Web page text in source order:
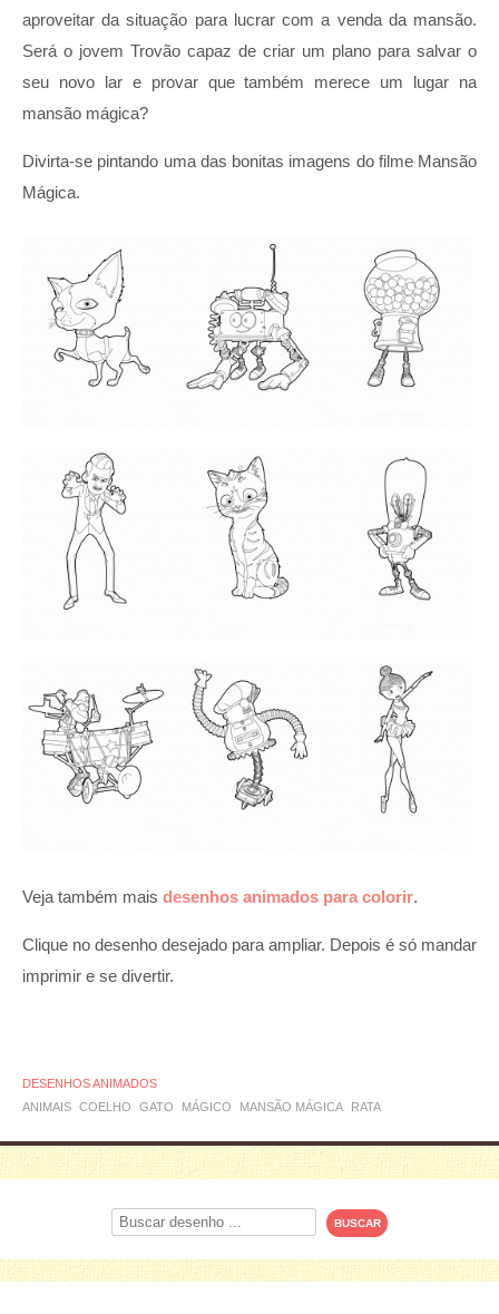
aproveitar da situação para lucrar com a venda da mansão.
Será o jovem Trovão capaz de criar um plano para salvar o
seu novo lar e provar que também merece um lugar na
mansão mágica?
Divirta-se pintando uma das bonitas imagens do filme Mansão
Mágica.
Veja também mais desenhos animados para colorir.
Clique no desenho desejado para ampliar. Depois é só mandar
imprimir e se divertir.
DESENHOS ANIMADOS
ANIMAIS COELHO GATO MÁGICO MANSÃO MÁGICA RATA
Procurar